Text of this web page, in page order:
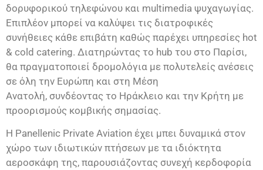
δορυφορικού τηλεφώνου και multimedia ψυχαγωγίας.
Επιπλέον μπορεί να καλύψει τις διατροφικές
συνήθειες κάθε επιβάτη καθώς παρέχει υπηρεσίες hot
& cold catering. Διατηρώντας το hub του στο Παρίσι,
θα πραγματοποιεί δρομολόγια με πολυτελείς ανέσεις
σε όλη την Ευρώπη και στη Μέση
Ανατολή, συνδέοντας το Ηράκλειο και την Κρήτη με
προορισμούς κομβικής σημασίας.
Η Panellenic Private Aviation έχει μπει δυναμικά στον
χώρο των ιδιωτικών πτήσεων με τα ιδιόκτητα
αεροσκάφη της, παρουσιάζοντας συνεχή κερδοφορία